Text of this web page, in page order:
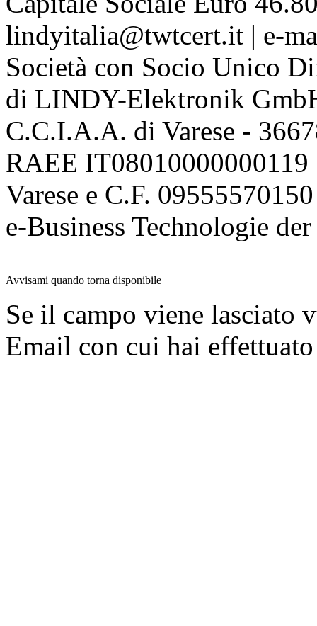
lindyitalia@twtcert.it | e-
Società con Socio Unico
di LINDY-Elektronik
C.C.I.A.A. di Varese -
RAEE
Varese e C.F. 09555570150
e-Business Technologie
Avvisami quando torna disponibile
Se il campo viene lasciato
Email con cui hai